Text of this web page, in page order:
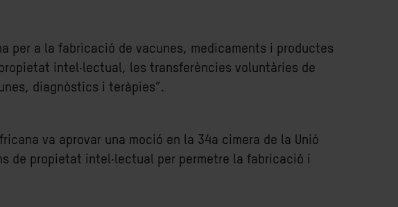
per a la fabricació de vacunes, medicaments i productes
intel·lectual, les transferències voluntàries de
diagnòstics i teràpies”.
va aprovar una moció en la 34a cimera de la Unió
de propietat intel·lectual per permetre la fabricació i